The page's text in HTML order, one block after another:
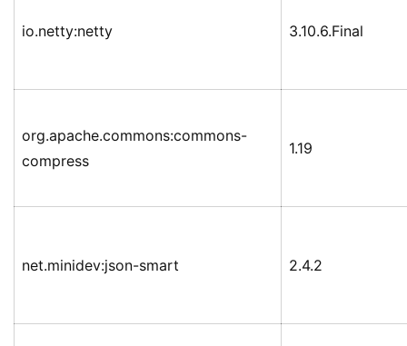
io.netty:netty 3.10.6.Final
org.apache.commons:commons-
compress
1.19
net.minidev:json-smart 2.4.2